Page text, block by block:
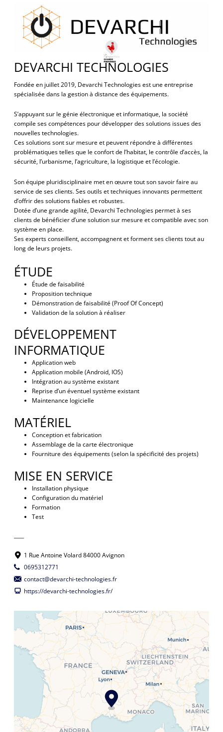
DEVARCHI TECHNOLOGIES
Fondée en juillet 2019, Devarchi Technologies est une entreprise
spécialisée dans la gestion à distance des équipements.
S’appuyant sur le génie électronique et informatique, la société
compile ses compétences pour développer des solutions issues des
nouvelles technologies.
Ces solutions sont sur mesure et peuvent répondre à différentes
problématiques telles que le confort de l’habitat, le contrôle d’accès, la
sécurité, l’urbanisme, l’agriculture, la logistique et l’écologie.
Son équipe pluridisciplinaire met en œuvre tout son savoir faire au
service de ses clients. Ses outils et techniques innovants permettent
d’offrir des solutions fiables et robustes.
Dotée d’une grande agilité, Devarchi Technologies permet à ses
clients de bénéficier d’une solution sur mesure et compatible avec son
système en place.
Ses experts conseillent, accompagnent et forment ses clients tout au
long de leurs projets.
ÉTUDE
Étude de faisabilité
Proposition technique
Démonstration de faisabilité (Proof Of Concept)
Validation de la solution à réaliser
DÉVELOPPEMENT
INFORMATIQUE
Application web
Application mobile (Android, IOS)
Intégration au système existant
Reprise d’un éventuel système existant
Maintenance logicielle
MATÉRIEL
Conception et fabrication
Assemblage de la carte électronique
Fourniture des équipements (selon la spécificité des projets)
MISE EN SERVICE
Installation physique
Configuration du matériel
Formation
Test
1 Rue Antoine Volard 84000 Avignon
0695312771
contact@devarchi-technologies.fr
https://devarchi-technologies.fr/